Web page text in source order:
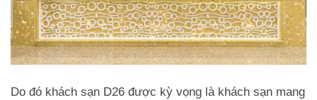
Do đó khách sạn D26 được kỳ vọng là khách sạn mang